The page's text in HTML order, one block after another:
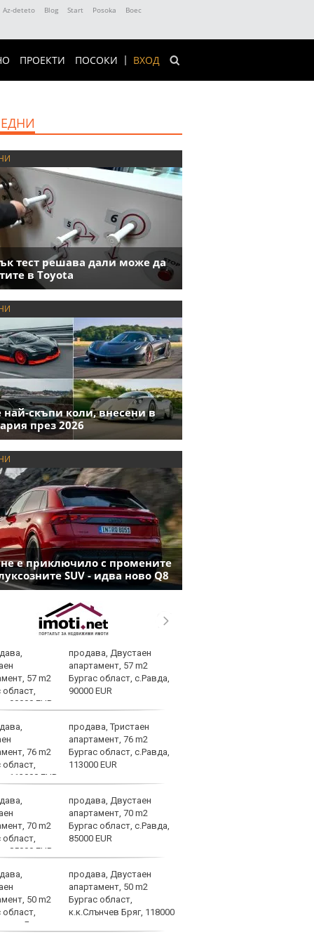
Az-deteto Blog Start Posoka
Boec
ВХОД
ПРОЕКТИ ПОСОКИ
тест решава дали може да
в Toyota
най-скъпи коли, внесени в
през 2026
е приключило с промените
SUV - идва ново Q8
продава, Двустаен
апартамент, 57 m2
Бургас област, с.Равда,
90000 EUR
продава, Тристаен
апартамент, 76 m2
Бургас област, с.Равда,
113000 EUR
продава, Двустаен
апартамент, 70 m2
Бургас област, с.Равда,
85000 EUR
продава, Двустаен
апартамент, 50 m2
Бургас област,
к.к.Слънчев Бряг, 118000